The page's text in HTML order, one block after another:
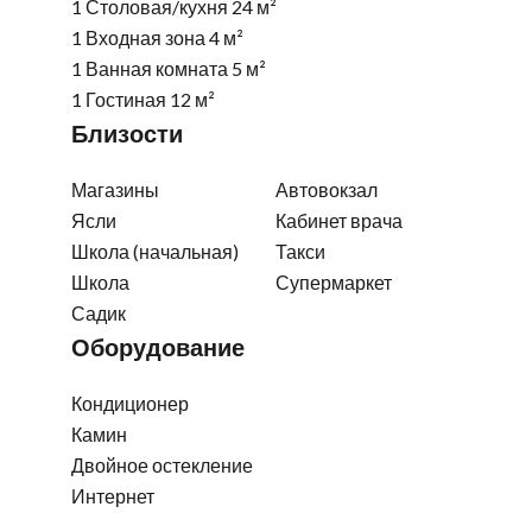
1 Столовая/кухня 24 м²
1 Входная зона 4 м²
1 Ванная комната 5 м²
1 Гостиная 12 м²
Близости
Магазины
Ясли
Школа (начальная)
Школа
Садик
Автовокзал
Кабинет врача
Такси
Супермаркет
Оборудование
Кондиционер
Камин
Двойное остекление
Интернет